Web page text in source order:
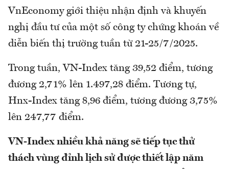
VnEconomy giới thiệu nhận định và khuyến
nghị đầu tư của một số công ty chứng khoán về
diễn biến thị trường tuần từ 21-25/7/2025.
Trong tuần, VN-Index tăng 39,52 điểm, tương
đương 2,71% lên 1.497,28 điểm. Tương tự,
Hnx-Index tăng 8,96 điểm, tương đương 3,75%
lên 247,77 điểm.
VN-Index nhiều khả năng sẽ tiếp tục thử
thách vùng đỉnh lịch sử được thiết lập năm